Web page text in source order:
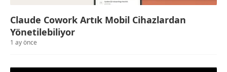
Claude Cowork Artık Mobil Cihazlardan
Yönetilebiliyor
1 ay önce